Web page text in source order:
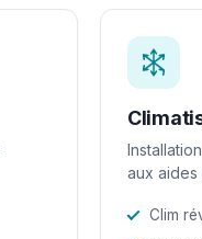
aux aides
Clim